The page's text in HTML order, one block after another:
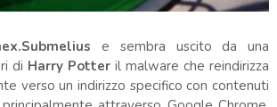
e sembra uscito da una
di Harry Potter il malware che reindirizza
verso un indirizzo specifico con contenuti